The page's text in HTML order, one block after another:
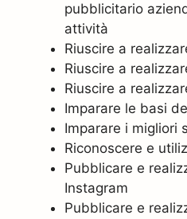
pubblicitario
attività
Riuscire a
Riuscire a
Riuscire a
Imparare le basi
Imparare i migliori
Riconoscere e
Pubblicare e
Instagram
Pubblicare e